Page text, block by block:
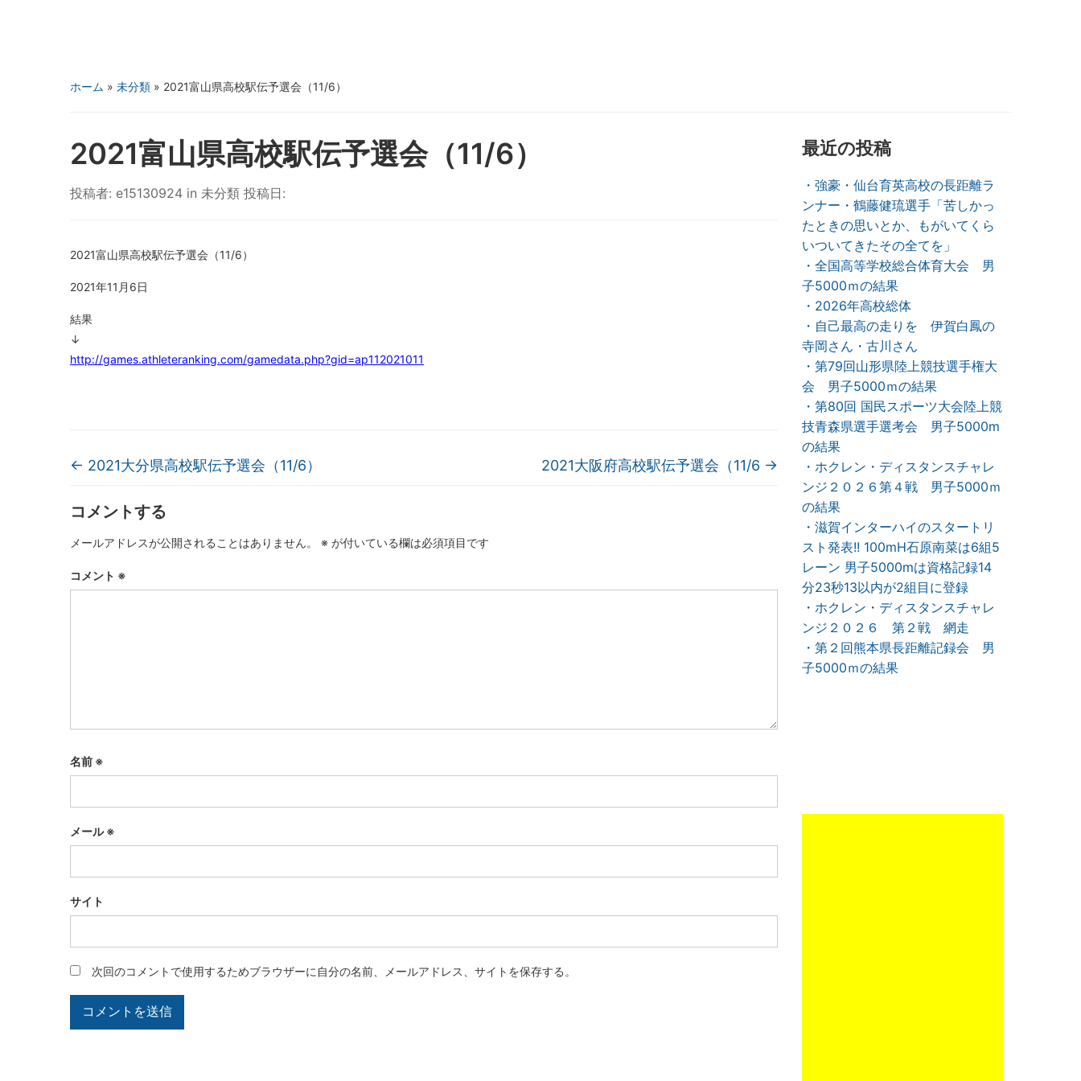
ホーム » 未分類 » 2021富山県高校駅伝予選会（11/6）
2021富山県高校駅伝予選会（11/6）
投稿者: e15130924 in 未分類 投稿日:
2021富山県高校駅伝予選会（11/6）
2021年11月6日
結果
↓
http://games.athleteranking.com/gamedata.php?gid=ap112021011
← 2021大分県高校駅伝予選会（11/6） 2021大阪府高校駅伝予選会（11/6 →
コメントする
メールアドレスが公開されることはありません。 ※ が付いている欄は必須項目です
コメント ※
名前 ※
メール※
サイト
次回のコメントで使用するためブラウザーに自分の名前、メールアドレス、サイトを保存する。
最近の投稿
・強豪・仙台育英高校の長距離ラ
ンナー・鶴藤健琉選手「苦しかっ
たときの思いとか、もがいてくら
いついてきたその全てを」
・全国高等学校総合体育大会 男
子5000ｍの結果
・2026年高校総体
・自己最高の走りを 伊賀白鳳の
寺岡さん・古川さん
・第79回山形県陸上競技選手権大
会 男子5000ｍの結果
・第80回 国民スポーツ大会陸上競
技青森県選手選考会 男子5000m
の結果
・ホクレン・ディスタンスチャレ
ンジ２０２６第４戦 男子5000ｍ
の結果
・滋賀インターハイのスタートリ
スト発表!! 100mH石原南菜は6組5
レーン 男子5000mは資格記録14
分23秒13以内が2組目に登録
・ホクレン・ディスタンスチャレ
ンジ２０２６ 第２戦 網走
・第２回熊本県長距離記録会 男
子5000ｍの結果